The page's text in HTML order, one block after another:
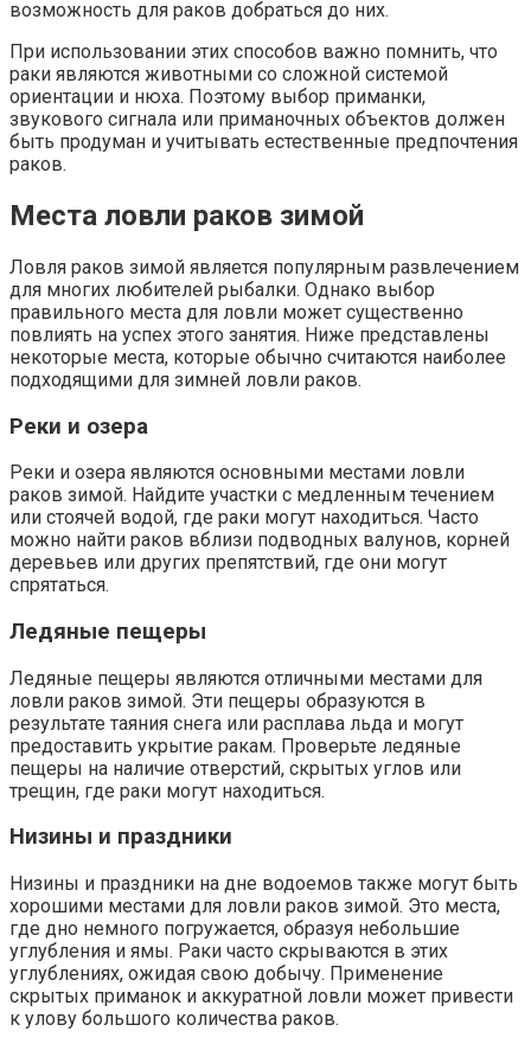
возможность для раков добраться до них.
При использовании этих способов важно помнить, что
раки являются животными со сложной системой
ориентации и нюха. Поэтому выбор приманки,
звукового сигнала или приманочных объектов должен
быть продуман и учитывать естественные предпочтения
раков.
Места ловли раков зимой
Ловля раков зимой является популярным развлечением
для многих любителей рыбалки. Однако выбор
правильного места для ловли может существенно
повлиять на успех этого занятия. Ниже представлены
некоторые места, которые обычно считаются наиболее
подходящими для зимней ловли раков.
Реки и озера
Реки и озера являются основными местами ловли
раков зимой. Найдите участки с медленным течением
или стоячей водой, где раки могут находиться. Часто
можно найти раков вблизи подводных валунов, корней
деревьев или других препятствий, где они могут
спрятаться.
Ледяные пещеры
Ледяные пещеры являются отличными местами для
ловли раков зимой. Эти пещеры образуются в
результате таяния снега или расплава льда и могут
предоставить укрытие ракам. Проверьте ледяные
пещеры на наличие отверстий, скрытых углов или
трещин, где раки могут находиться.
Низины и праздники
Низины и праздники на дне водоемов также могут быть
хорошими местами для ловли раков зимой. Это места,
где дно немного погружается, образуя небольшие
углубления и ямы. Раки часто скрываются в этих
углублениях, ожидая свою добычу. Применение
скрытых приманок и аккуратной ловли может привести
к улову большого количества раков.